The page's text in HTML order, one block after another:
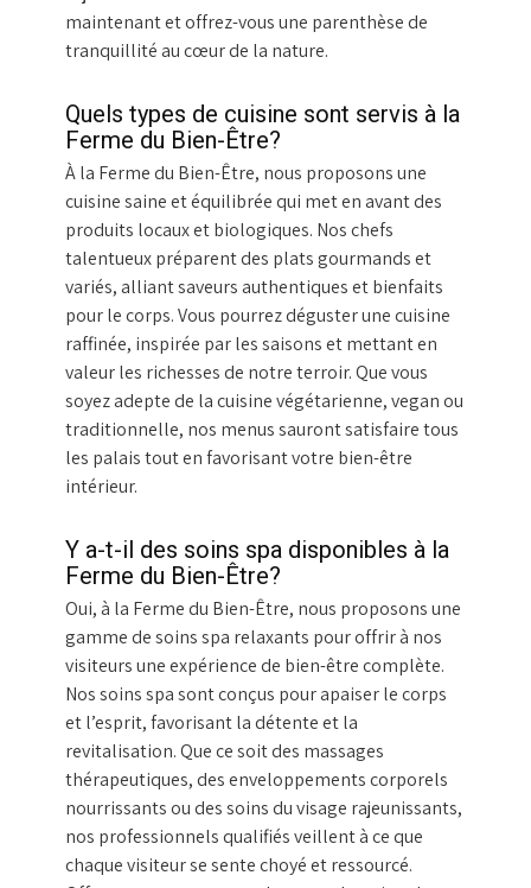
maintenant et offrez-vous une parenthèse de
tranquillité au cœur de la nature.
Quels types de cuisine sont servis à la
Ferme du Bien-Être?
À la Ferme du Bien-Être, nous proposons une
cuisine saine et équilibrée qui met en avant des
produits locaux et biologiques. Nos chefs
talentueux préparent des plats gourmands et
variés, alliant saveurs authentiques et bienfaits
pour le corps. Vous pourrez déguster une cuisine
raffinée, inspirée par les saisons et mettant en
valeur les richesses de notre terroir. Que vous
soyez adepte de la cuisine végétarienne, vegan ou
traditionnelle, nos menus sauront satisfaire tous
les palais tout en favorisant votre bien-être
intérieur.
Y a-t-il des soins spa disponibles à la
Ferme du Bien-Être?
Oui, à la Ferme du Bien-Être, nous proposons une
gamme de soins spa relaxants pour offrir à nos
visiteurs une expérience de bien-être complète.
Nos soins spa sont conçus pour apaiser le corps
et l’esprit, favorisant la détente et la
revitalisation. Que ce soit des massages
thérapeutiques, des enveloppements corporels
nourrissants ou des soins du visage rajeunissants,
nos professionnels qualifiés veillent à ce que
chaque visiteur se sente choyé et ressourcé.